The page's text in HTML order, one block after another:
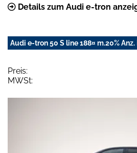
Details zum Audi e-tron
Audi e-tron 50 S line 188¤ m.20% Anz.
Preis:
MWSt: